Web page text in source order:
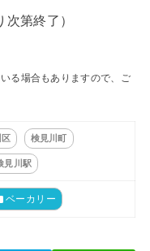
第終了）
る場合もありますので、ご
検見川町
見川駅
ベーカリー